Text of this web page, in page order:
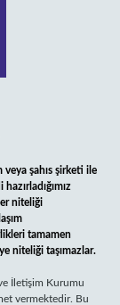
şahıs şirketi ile
niteliği
tamamen
niteliği taşımazlar.
İletişim Kurumu
vermektedir. Bu